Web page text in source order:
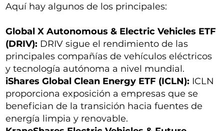
Aquí hay algunos de los principales:
Global X Autonomous & Electric Vehicles ETF
(DRIV): DRIV sigue el rendimiento de las
principales compañías de vehículos eléctricos
y tecnología autónoma a nivel mundial.
iShares Global Clean Energy ETF (ICLN): ICLN
proporciona exposición a empresas que se
benefician de la transición hacia fuentes de
energía limpia y renovable.